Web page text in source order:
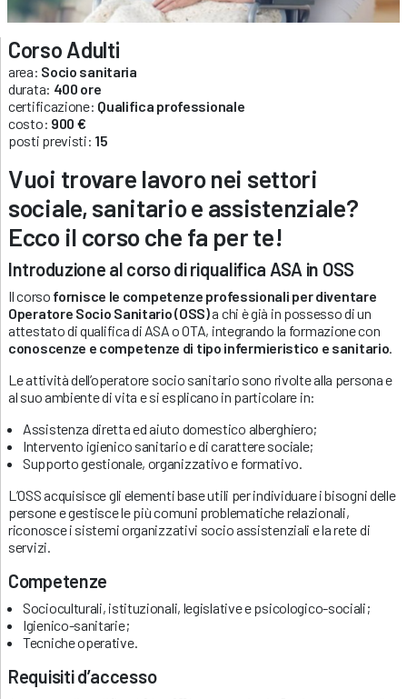
Corso Adulti
area: Socio sanitaria
durata: 400 ore
certificazione: Qualifica professionale
costo: 900 €
posti previsti: 15
Vuoi trovare lavoro nei settori
sociale, sanitario e assistenziale?
Ecco il corso che fa per te!
Introduzione al corso di riqualifica ASA in OSS
Il corso fornisce le competenze professionali per diventare
Operatore Socio Sanitario (OSS)a chi è già in possesso di un
attestato di qualifica di ASA o OTA, integrando la formazione con
conoscenze e competenze di tipo infermieristico e sanitario
Le attività dell’operatore socio sanitario sono rivolte alla persona e
al suo ambiente di vita e si esplicano in particolare in:
Assistenza diretta ed aiuto domestico alberghiero;
Intervento igienico sanitario e di carattere sociale;
Supporto gestionale, organizzativo e formativo.
L’OSS acquisisce gli elementi base utili per individuare i bisogni delle
persone e gestisce le più comuni problematiche relazionali,
riconosce i sistemi organizzativi socio assistenziali e la rete di
servizi.
Competenze
Socioculturali, istituzionali, legislative e psicologico-sociali;
Igienico-sanitarie;
Tecniche operative.
Requisiti d’accesso